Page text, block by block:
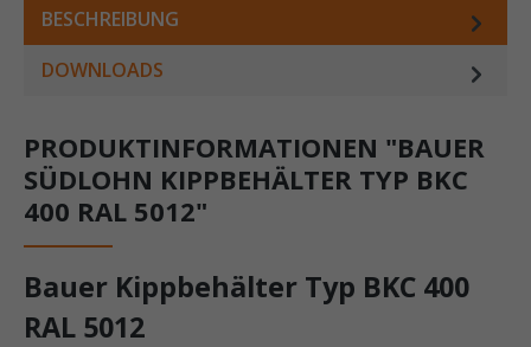
BESCHREIBUNG
DOWNLOADS
PRODUKTINFORMATIONEN "BAUER
SÜDLOHN KIPPBEHÄLTER TYP BKC
400 RAL 5012"
Bauer Kippbehälter Typ BKC 400
RAL 5012